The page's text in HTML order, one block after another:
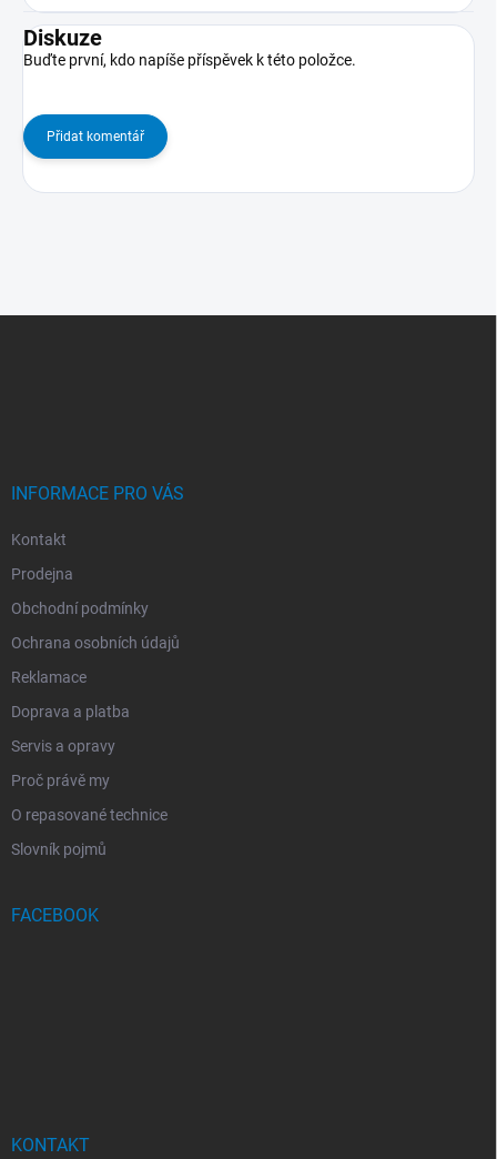
Diskuze
Buďte první, kdo napíše příspěvek k této položce.
Přidat komentář
INFORMACE PRO VÁS
Kontakt
Prodejna
Obchodní podmínky
Ochrana osobních údajů
Reklamace
Doprava a platba
Servis a opravy
Proč právě my
O repasované technice
Slovník pojmů
FACEBOOK
KONTAKT